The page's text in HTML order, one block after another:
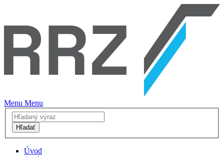
Menu Menu
Hľadať
Úvod